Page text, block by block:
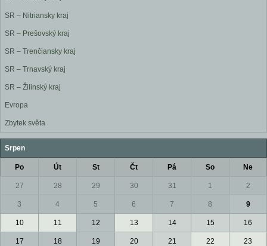
SR – Nitriansky kraj
SR – Prešovský kraj
SR – Trenčiansky kraj
SR – Trnavský kraj
SR – Žilinský kraj
Evropa
Zbytek světa
Srpen
Po Út St Čt Pá So Ne
27 28 29 30 31 1 2
3 4 5 6 7 8 9
10 11 12 13 14 15 16
17 18 19 20 21 22 23